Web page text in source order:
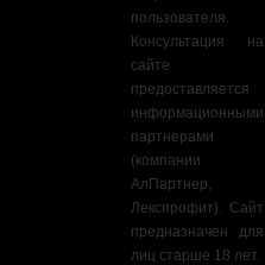
пользователя.
Консультация на
сайте
предоставляется
информационными
партнерами
(компании
АлПартнер,
Лекспрофит). Сайт
предназначен для
лиц старше 18 лет.